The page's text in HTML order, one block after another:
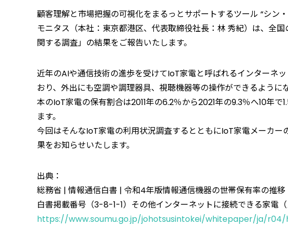
顧客理解と市場把握の可視化をまるっとサポートするツール “シン
モニタス（本社：東京都港区、代表取締役社長：林 秀紀）は、全
関する調査」の結果をご報告いたします。
近年のAIや通信技術の進歩を受けてIoT家電と呼ばれるインターネ
おり、外出にも空調や調理器具、視聴機器等の操作ができるよう
本のIoT家電の保有割合は2011年の6.2％から2021年の9.3％へ10年
ます。
今回はそんなIoT家電の利用状況調査するとともにIoT家電メーカ
果をお知らせいたします。
出典：
総務省 | 情報通信白書 | 令和4年版情報通信機器の世帯保有率の推移
白書掲載番号（3-8-1-1）その他インターネットに接続できる家電
https://www.soumu.go.jp/johotsusintokei/whitepaper/ja/